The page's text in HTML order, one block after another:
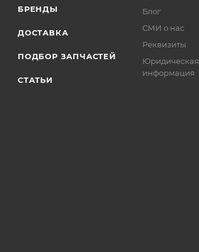
БРЕНДЫ
ДОСТАВКА
ПОДБОР ЗАПЧАСТЕЙ
СТАТЬИ
Блог
СМИ о нас
Реквизиты
Юридическая
информация